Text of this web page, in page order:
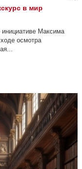
в мир
Максима
осмотра